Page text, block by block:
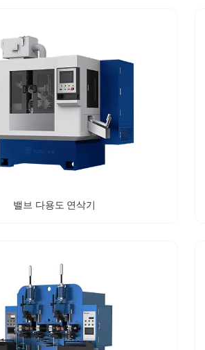
밸브 다용도 연삭기